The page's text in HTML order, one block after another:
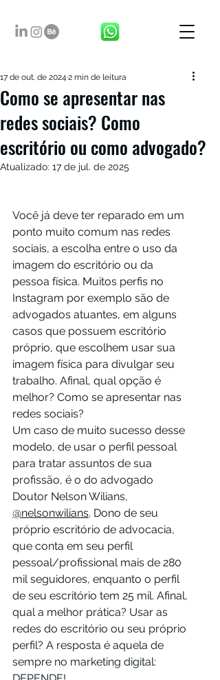
Como se apresentar nas
redes sociais? Como
escritório ou como advogado?
17 de out. de 2024 2 min de leitura
Atualizado: 17 de jul. de 2025
Você já deve ter reparado em um
ponto muito comum nas redes
sociais, a escolha entre o uso da
imagem do escritório ou da
pessoa física. Muitos perfis no
Instagram por exemplo são de
advogados atuantes, em alguns
casos que possuem escritório
próprio, que escolhem usar sua
imagem física para divulgar seu
trabalho. Afinal, qual opção é
melhor? Como se apresentar nas
redes sociais?
Um caso de muito sucesso desse
modelo, de usar o perfil pessoal
para tratar assuntos de sua
profissão, é o do advogado
Doutor Nelson Wilians,
@nelsonwilians. Dono de seu
próprio escritório de advocacia,
que conta em seu perfil
pessoal/profissional mais de 280
mil seguidores, enquanto o perfil
de seu escritório tem 25 mil. Afinal,
qual a melhor prática? Usar as
redes do escritório ou seu próprio
perfil? A resposta é aquela de
sempre no marketing digital: